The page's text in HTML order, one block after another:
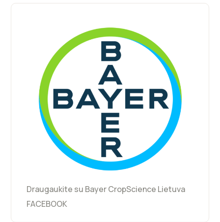
Draugaukite su Bayer CropScience Lietuva
FACEBOOK